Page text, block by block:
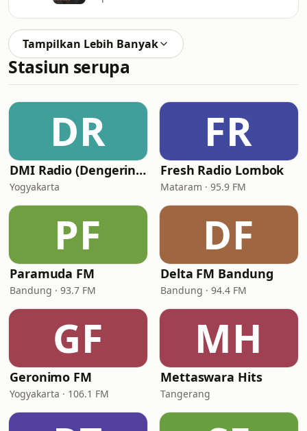
Tampilkan Lebih Banyak
Stasiun serupa
DR
DMI Radio (Dengerin Musik Indonesia)
Yogyakarta
FR
Fresh Radio Lombok
Mataram · 95.9 FM
PF
Paramuda FM
Bandung · 93.7 FM
DF
Delta FM Bandung
Bandung · 94.4 FM
GF
Geronimo FM
Yogyakarta · 106.1 FM
MH
Mettaswara Hits
Tangerang